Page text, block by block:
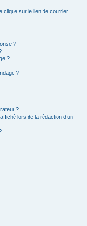
clique sur le lien de courrier
?
?
?
?
lors de la rédaction d’un